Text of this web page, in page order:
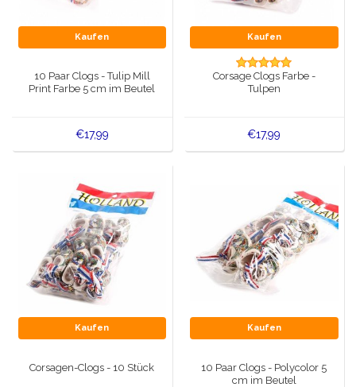
Kaufen
10 Paar Clogs - Tulip Mill
Print Farbe 5 cm im Beutel
€17,99
Kaufen
Corsage Clogs Farbe -
Tulpen
€17,99
Kaufen
Corsagen-Clogs - 10 Stück
Kaufen
10 Paar Clogs - Polycolor 5
cm im Beutel